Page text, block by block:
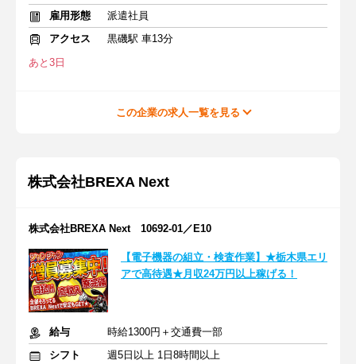
雇用形態
派遣社員
アクセス
黒磯駅 車13分
あと3日
この企業の求人一覧を見る
株式会社BREXA Next
株式会社BREXA Next 10692-01／E10
【電子機器の組立・検査作業】★栃木県エリ
アで高待遇★月収24万円以上稼げる！
給与
時給1300円＋交通費一部
シフト
週5日以上 1日8時間以上